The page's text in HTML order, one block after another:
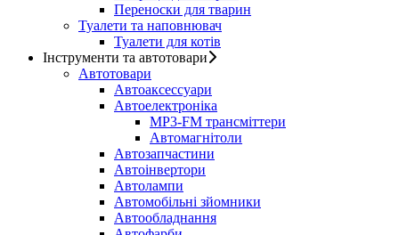
Переноски для тварин
Туалети та наповнювач
Туалети для котів
Інструменти та автотовари
Автотовари
Автоаксессуари
Автоелектроніка
MP3-FM трансміттери
Автомагнітоли
Автозапчастини
Автоінвертори
Автолампи
Автомобільні зйомники
Автообладнання